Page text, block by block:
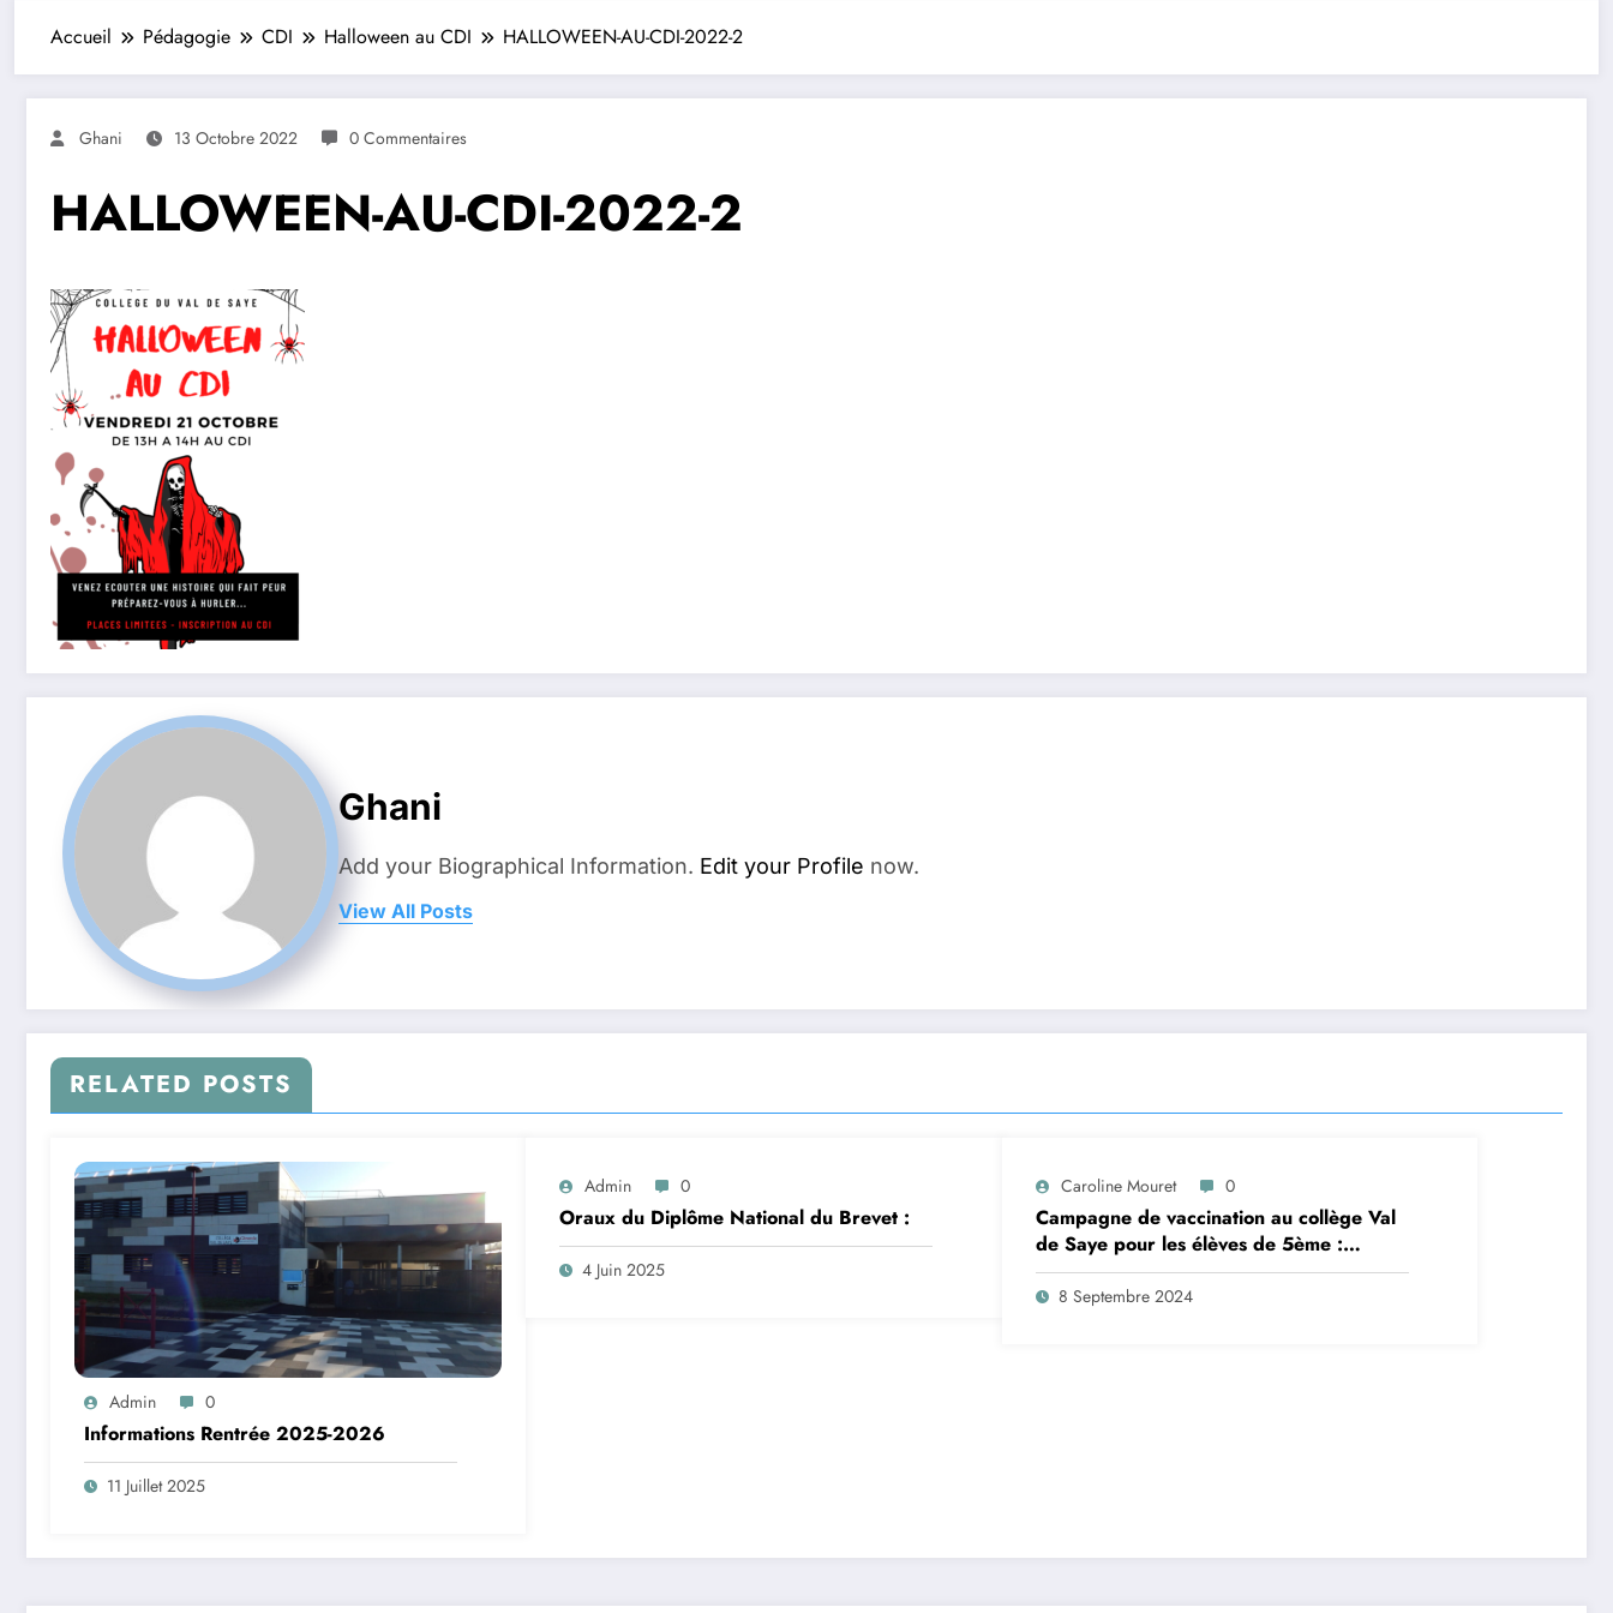
Accueil Pédagogie CDI Halloween au CDI HALLOWEEN-AU-CDI-2022-2
Ghani 13 Octobre 2022 0 Commentaires
HALLOWEEN-AU-CDI-2022-2
Ghani
Add your Biographical Information. Edit your Profile now.
View All Posts
RELATED POSTS
Admin 0
Informations Rentrée 2025-2026
11 Juillet 2025
Admin 0
Oraux du Diplôme National du Brevet :
4 Juin 2025
Caroline Mouret 0
Campagne de vaccination au collège Val
de Saye pour les élèves de 5ème :
inscription en ligne avant le 28
septembre 2024
8 Septembre 2024